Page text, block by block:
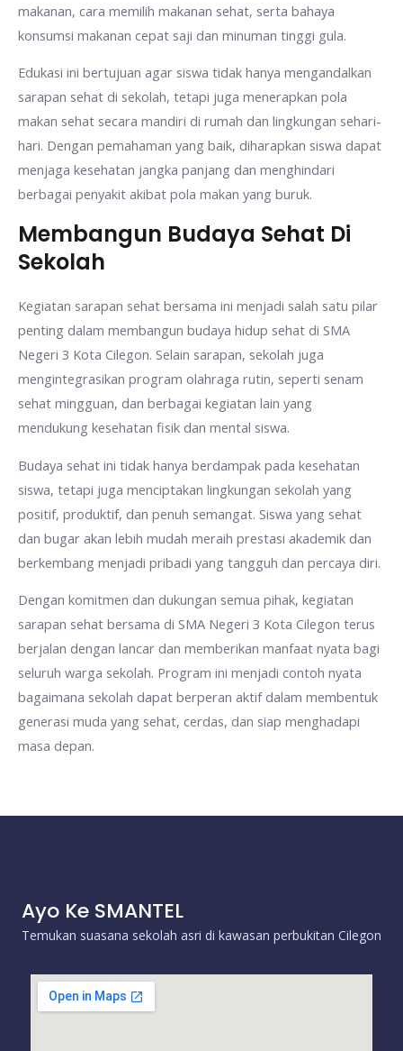
makanan, cara memilih makanan sehat, serta bahaya
konsumsi makanan cepat saji dan minuman tinggi gula.
Edukasi ini bertujuan agar siswa tidak hanya mengandalkan
sarapan sehat di sekolah, tetapi juga menerapkan pola
makan sehat secara mandiri di rumah dan lingkungan sehari-
hari. Dengan pemahaman yang baik, diharapkan siswa dapat
menjaga kesehatan jangka panjang dan menghindari
berbagai penyakit akibat pola makan yang buruk.
Membangun Budaya Sehat Di
Sekolah
Kegiatan sarapan sehat bersama ini menjadi salah satu pilar
penting dalam membangun budaya hidup sehat di SMA
Negeri 3 Kota Cilegon. Selain sarapan, sekolah juga
mengintegrasikan program olahraga rutin, seperti senam
sehat mingguan, dan berbagai kegiatan lain yang
mendukung kesehatan fisik dan mental siswa.
Budaya sehat ini tidak hanya berdampak pada kesehatan
siswa, tetapi juga menciptakan lingkungan sekolah yang
positif, produktif, dan penuh semangat. Siswa yang sehat
dan bugar akan lebih mudah meraih prestasi akademik dan
berkembang menjadi pribadi yang tangguh dan percaya diri.
Dengan komitmen dan dukungan semua pihak, kegiatan
sarapan sehat bersama di SMA Negeri 3 Kota Cilegon terus
berjalan dengan lancar dan memberikan manfaat nyata bagi
seluruh warga sekolah. Program ini menjadi contoh nyata
bagaimana sekolah dapat berperan aktif dalam membentuk
generasi muda yang sehat, cerdas, dan siap menghadapi
masa depan.
Ayo Ke SMANTEL
Temukan suasana sekolah asri di kawasan perbukitan Cilegon